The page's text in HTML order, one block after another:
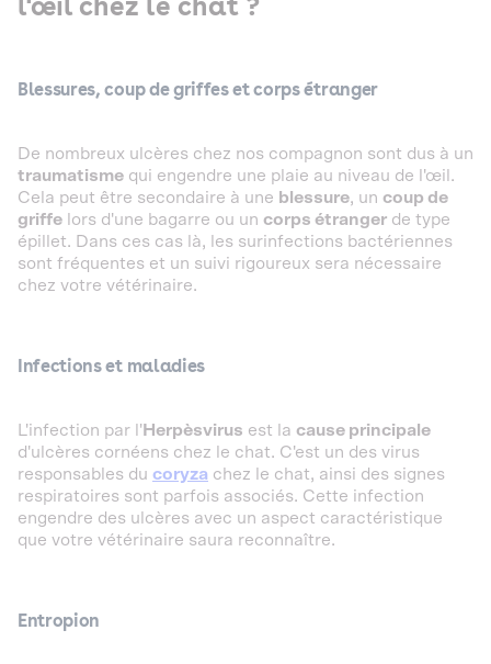
Blessures, coup de griffes et corps étranger
De nombreux ulcères chez nos compagnon sont dus à un
traumatisme qui engendre une plaie au niveau de l'œil.
Cela peut être secondaire à une blessure, un coup de
griffe lors d'une bagarre ou un corps étranger de type
épillet. Dans ces cas là, les surinfections bactériennes
sont fréquentes et un suivi rigoureux sera nécessaire
chez votre vétérinaire.
Infections et maladies
L'infection par l'Herpèsvirus est la cause principale
d'ulcères cornéens chez le chat. C'est un des virus
responsables du coryza chez le chat, ainsi des signes
respiratoires sont parfois associés. Cette infection
engendre des ulcères avec un aspect caractéristique
que votre vétérinaire saura reconnaître.
Entropion